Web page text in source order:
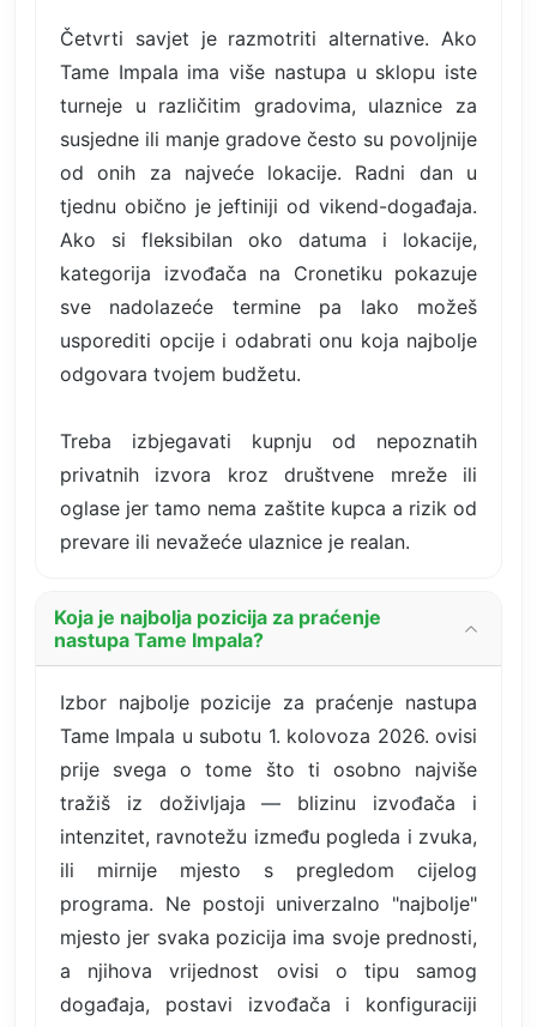
Četvrti savjet je razmotriti alternative. Ako
Tame Impala ima više nastupa u sklopu iste
turneje u različitim gradovima, ulaznice za
susjedne ili manje gradove često su povoljnije
od onih za najveće lokacije. Radni dan u
tjednu obično je jeftiniji od vikend-događaja.
Ako si fleksibilan oko datuma i lokacije,
kategorija izvođača na Cronetiku pokazuje
sve nadolazeće termine pa lako možeš
usporediti opcije i odabrati onu koja najbolje
odgovara tvojem budžetu.
Treba izbjegavati kupnju od nepoznatih
privatnih izvora kroz društvene mreže ili
oglase jer tamo nema zaštite kupca a rizik od
prevare ili nevažeće ulaznice je realan.
Koja je najbolja pozicija za praćenje
nastupa Tame Impala?
Izbor najbolje pozicije za praćenje nastupa
Tame Impala u subotu 1. kolovoza 2026. ovisi
prije svega o tome što ti osobno najviše
tražiš iz doživljaja — blizinu izvođača i
intenzitet, ravnotežu između pogleda i zvuka,
ili mirnije mjesto s pregledom cijelog
programa. Ne postoji univerzalno "najbolje"
mjesto jer svaka pozicija ima svoje prednosti,
a njihova vrijednost ovisi o tipu samog
događaja, postavi izvođača i konfiguraciji